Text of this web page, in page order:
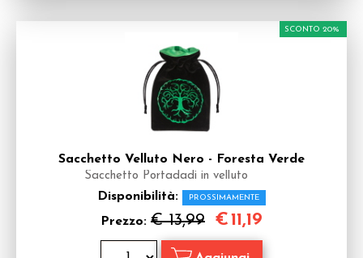
Sacchetto Velluto Nero - Foresta Verde
Sacchetto Portadadi in velluto
Disponibilità: PROSSIMAMENTE
Prezzo: € 13,99
SCONTO 20%
€11,19